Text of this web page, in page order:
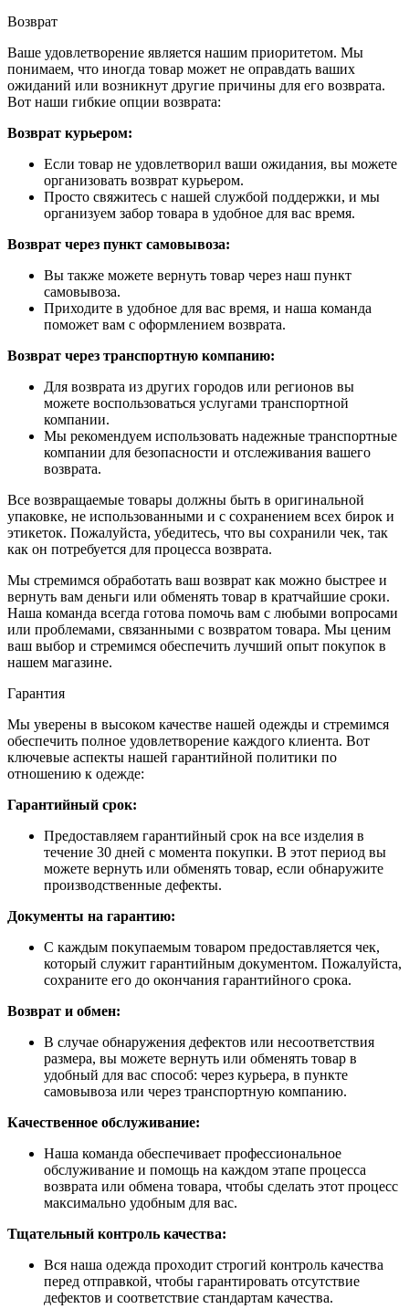
Возврат
Ваше удовлетворение является нашим приоритетом. Мы
понимаем, что иногда товар может не оправдать ваших
ожиданий или возникнут другие причины для его возврата.
Вот наши гибкие опции возврата:
Возврат курьером:
Если товар не удовлетворил ваши ожидания, вы можете
организовать возврат курьером.
Просто свяжитесь с нашей службой поддержки, и мы
организуем забор товара в удобное для вас время.
Возврат через пункт самовывоза:
Вы также можете вернуть товар через наш пункт
самовывоза.
Приходите в удобное для вас время, и наша команда
поможет вам с оформлением возврата.
Возврат через транспортную компанию:
Для возврата из других городов или регионов вы
можете воспользоваться услугами транспортной
компании.
Мы рекомендуем использовать надежные транспортные
компании для безопасности и отслеживания вашего
возврата.
Все возвращаемые товары должны быть в оригинальной
упаковке, не использованными и с сохранением всех бирок и
этикеток. Пожалуйста, убедитесь, что вы сохранили чек, так
как он потребуется для процесса возврата.
Мы стремимся обработать ваш возврат как можно быстрее и
вернуть вам деньги или обменять товар в кратчайшие сроки.
Наша команда всегда готова помочь вам с любыми вопросами
или проблемами, связанными с возвратом товара. Мы ценим
ваш выбор и стремимся обеспечить лучший опыт покупок в
нашем магазине.
Гарантия
Мы уверены в высоком качестве нашей одежды и стремимся
обеспечить полное удовлетворение каждого клиента. Вот
ключевые аспекты нашей гарантийной политики по
отношению к одежде:
Гарантийный срок:
Предоставляем гарантийный срок на все изделия в
течение 30 дней с момента покупки. В этот период вы
можете вернуть или обменять товар, если обнаружите
производственные дефекты.
Документы на гарантию:
С каждым покупаемым товаром предоставляется чек,
который служит гарантийным документом. Пожалуйста,
сохраните его до окончания гарантийного срока.
Возврат и обмен:
В случае обнаружения дефектов или несоответствия
размера, вы можете вернуть или обменять товар в
удобный для вас способ: через курьера, в пункте
самовывоза или через транспортную компанию.
Качественное обслуживание:
Наша команда обеспечивает профессиональное
обслуживание и помощь на каждом этапе процесса
возврата или обмена товара, чтобы сделать этот процесс
максимально удобным для вас.
Тщательный контроль качества:
Вся наша одежда проходит строгий контроль качества
перед отправкой, чтобы гарантировать отсутствие
дефектов и соответствие стандартам качества.